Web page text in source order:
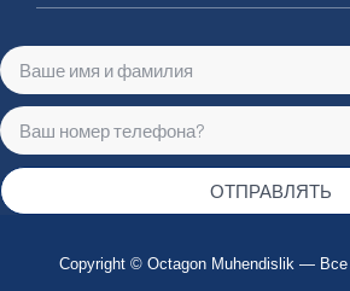
ОТПРАВЛЯТЬ
Copyright © Octagon Muhendislik —